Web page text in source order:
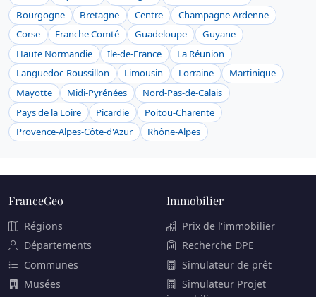
Bourgogne
Bretagne Centre
Champagne-Ardenne
Corse
Franche Comté Guadeloupe
Guyane
Haute Normandie
Ile-de-France
La Réunion
Languedoc-Roussillon
Limousin Lorraine
Martinique
Mayotte
Midi-Pyrénées
Nord-Pas-de-Calais
Pays de la Loire
Picardie
Poitou-Charente
Provence-Alpes-Côte-d'Azur
Rhône-Alpes
FranceGeo
Régions
Départements
Communes
Musées
Immobilier
Prix de l'immobilier
Recherche DPE
Simulateur de prêt
Simulateur Projet